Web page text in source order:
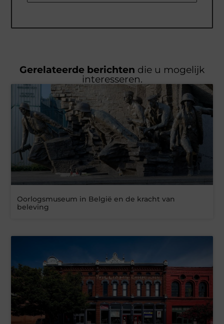
Gerelateerde berichten die u mogelijk
interesseren.
Oorlogsmuseum in België en de kracht van
beleving